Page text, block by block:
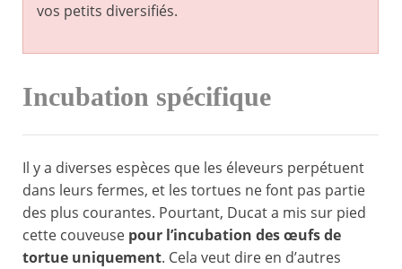
vos petits diversifiés.
Incubation spécifique
Il y a diverses espèces que les éleveurs perpétuent
dans leurs fermes, et les tortues ne font pas partie
des plus courantes. Pourtant, Ducat a mis sur pied
cette couveuse pour l’incubation des œufs de
tortue uniquement. Cela veut dire en d’autres